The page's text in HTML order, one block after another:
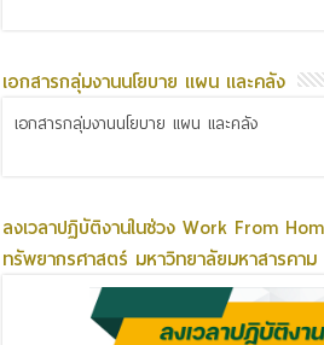
เอกสารกลุ่มงานนโยบาย แผน และคลัง
เอกสารกลุ่มงานนโยบาย แผน และคลัง
ลงเวลาปฏิบัติงานในช่วง Work From
ทรัพยากรศาสตร์ มหาวิทยาลัยมหาสารคาม